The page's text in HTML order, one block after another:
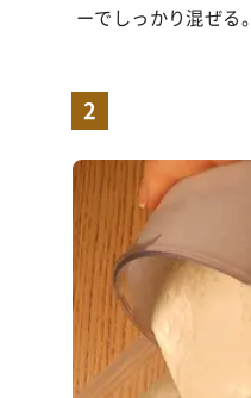
ーでしっかり混ぜる。
2